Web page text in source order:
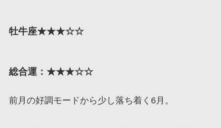
牡牛座★★★☆☆
総合運：★★★☆☆
前月の好調モードから少し落ち着く6月。